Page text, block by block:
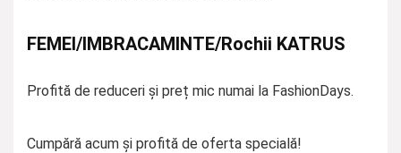
FEMEI/IMBRACAMINTE/Rochii KATRUS
Profită de reduceri și preț mic numai la FashionDays.
Cumpără acum și profită de oferta specială!